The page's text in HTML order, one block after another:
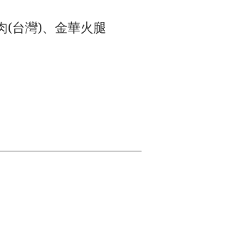
(台灣)、金華火腿